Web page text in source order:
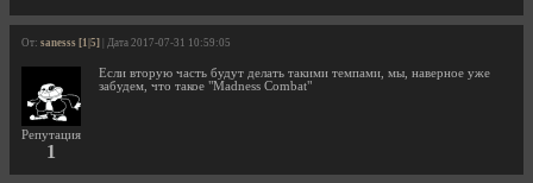
От: sanesss [1|5] | Дата 2017-07-31 10:59:05
Репутация
1
Если вторую часть будут делать такими темпами, мы, наверное уже
забудем, что такое "Madness Combat"